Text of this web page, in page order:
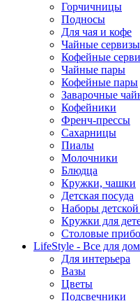
Горчичницы
Подносы
Для чая и кофе
Чайные сервизы
Кофейные
Чайные пары
Кофейные пары
Заварочные
Кофейники
Френч-прессы
Сахарницы
Пиалы
Молочники
Блюдца
Кружки, чашки
Детская посуда
Наборы
Кружки для
Столовые
LifeStyle - Все для
Для интерьера
Вазы
Цветы
Подсвечники